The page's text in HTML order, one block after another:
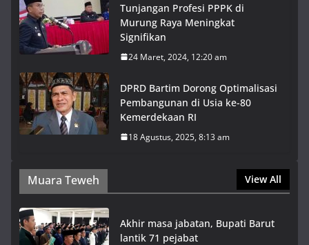
Tunjangan Profesi PPPK di
Murung Raya Meningkat
Signifikan
24 Maret, 2024, 12:20 am
DPRD Bartim Dorong Optimalisasi
Pembangunan di Usia ke-80
Kemerdekaan RI
18 Agustus, 2025, 8:13 am
Muara Teweh View All
Akhir masa jabatan, Bupati Barut
lantik 71 pejabat